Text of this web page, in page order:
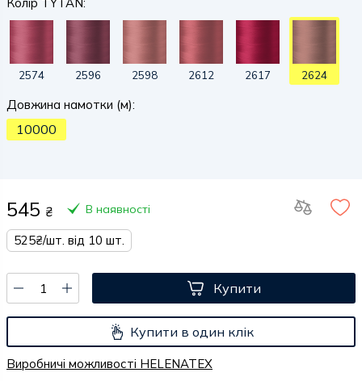
2574 2596 2598 2612 2617 2624
Довжина намотки (м):
10000
545 ₴ В наявності
525₴/шт. від 10 шт.
Купити
Купити в один клік
Виробничі можливості HELENATEX